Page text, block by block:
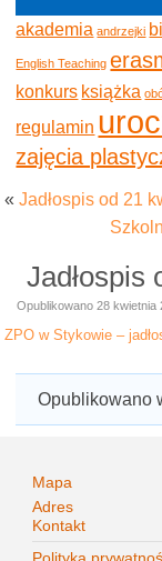
akademia andrzejki
English Teaching
konkurs książka
regulamin
zajęcia
«Jadłospis od 21
Jadłospis
Opublikowano 28 kwietnia
ZPO w Stykowie –
Opublikowano
Mapa
Adres
Kontakt
Polityka